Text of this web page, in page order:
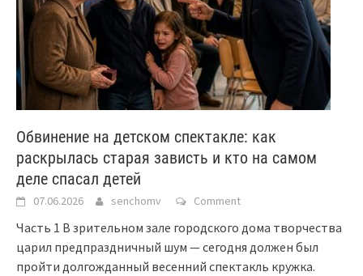
Обвинение на детском спектакле: как
раскрылась старая зависть и кто на самом
деле спасал детей
07.06.2026 senchomv Comment
Часть 1 В зрительном зале городского дома творчества
царил предпраздничный шум — сегодня должен был
пройти долгожданный весенний спектакль кружка.